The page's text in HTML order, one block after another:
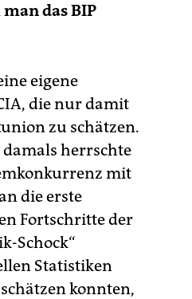
das BIP
eigene
die nur damit
zu schätzen.
herrschte
mit
die erste
Fortschritte der
Schock“
Statistiken
konnten,